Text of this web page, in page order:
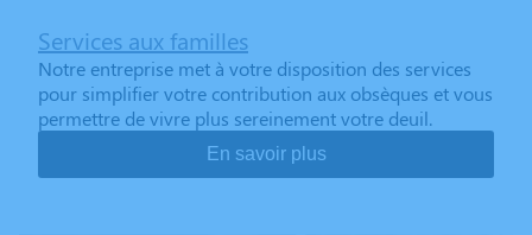
Services aux familles
Notre entreprise met à votre disposition des services
pour simplifier votre contribution aux obsèques et vous
permettre de vivre plus sereinement votre deuil.
En savoir plus